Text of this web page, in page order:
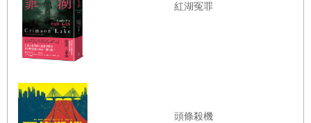
是說，人活著看不見自己的靈魂，認不得靈魂長什麼樣，人
死後繼續輪迴，不會記得原來的肉身。可我並沒有輪迴，自
從我死後，我一直停留在中國南方的這座小城裡，更確切地
我是怎麼死的呢？這個問題一直困擾著我，因為殺害我
的兇手是一個我沒想到的人。
紅湖冤罪
頭條殺機